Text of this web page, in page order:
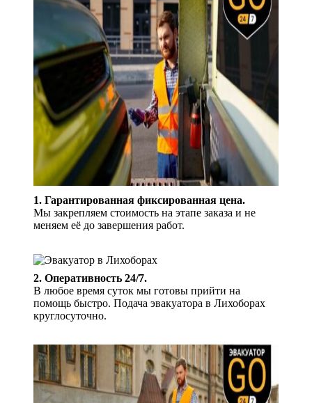
1. Гарантированная фиксированная цена.
Мы закрепляем стоимость на этапе заказа и не
меняем её до завершения работ.
2. Оперативность 24/7.
В любое время суток мы готовы прийти на
помощь быстро. Подача эвакуатора в Лихоборах
круглосуточно.